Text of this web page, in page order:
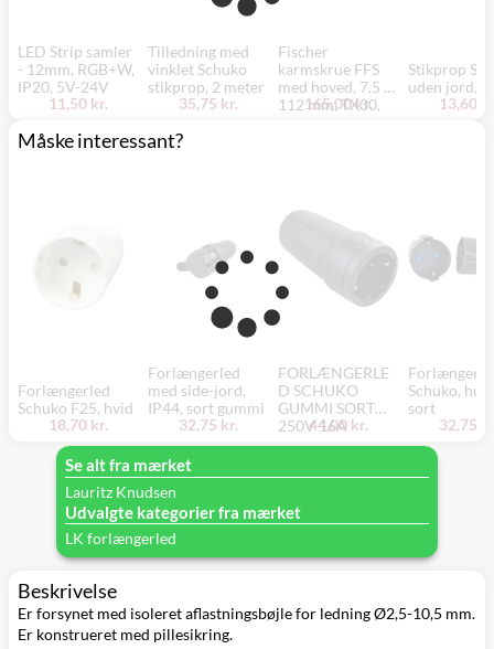
LED Strip samler
- 12mm, RGB+W,
IP20, 5V-24V
11,50 kr.
Tilledning med
vinklet Schuko
stikprop, 2 meter
35,75 kr.
Fischer
karmskrue FFS
med hoved, 7,5 x
112 mm, TX30,
165,00 kr.
Stikprop S1
uden jord,
13,60
Måske interessant?
Forlængerled
Schuko F25, hvid
18,70 kr.
Forlængerled
med side-jord,
IP44, sort gummi
32,75 kr.
FORLÆNGERLE
D SCHUKO
GUMMI SORT
250V 16A
44,00 kr.
Schuko,
sort
32,75
Se alt fra mærket
Lauritz Knudsen
Udvalgte kategorier fra mærket
LK forlængerled
Beskrivelse
Er forsynet med isoleret aflastningsbøjle for ledning Ø2,5-10,5 mm.
Er konstrueret med pillesikring.